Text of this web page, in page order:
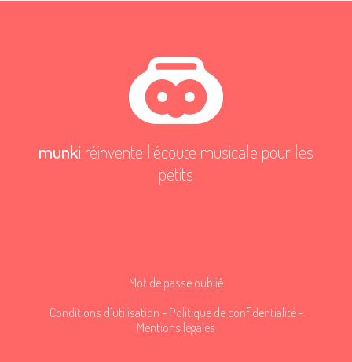
munki réinvente l'écoute musicale pour les
petits
Mot de passe oublié
Conditions d'utilisation -Politique de confidentialité-
Mentions légales